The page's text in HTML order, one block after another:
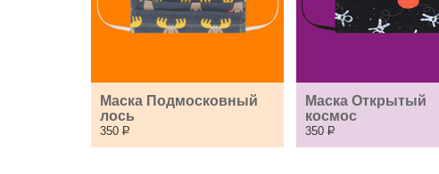
Маска Подмосковный
лось
350 Р
Маска Открытый
космос
350 Р